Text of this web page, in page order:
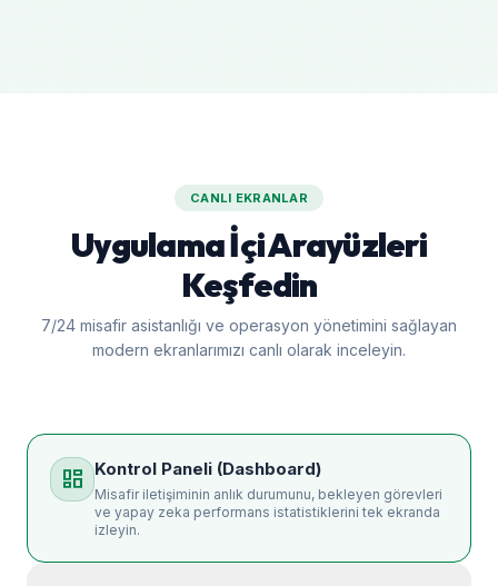
CANLI EKRANLAR
Uygulama İçi Arayüzleri
Keşfedin
7/24 misafir asistanlığı ve operasyon yönetimini sağlayan
modern ekranlarımızı canlı olarak inceleyin.
dashboard Kontrol Paneli (Dashboard)
Misafir iletişiminin anlık durumunu, bekleyen görevleri
ve yapay zeka performans istatistiklerini tek ekranda
izleyin.